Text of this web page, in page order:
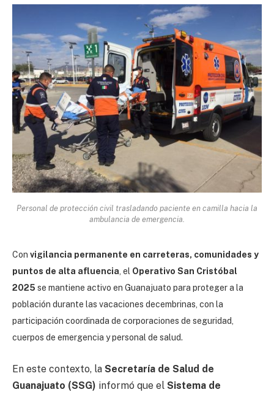
Personal de protección civil trasladando paciente en camilla hacia la
ambulancia de emergencia.
Con vigilancia permanente en carreteras, comunidades y
puntos de alta afluencia , el Operativo San Cristóbal
2025 se mantiene activo en Guanajuato para proteger a la
población durante las vacaciones decembrinas, con la
participación coordinada de corporaciones de seguridad,
cuerpos de emergencia y personal de salud.
En este contexto, la Secretaría de Salud de
Guanajuato (SSG) informó que el Sistema de